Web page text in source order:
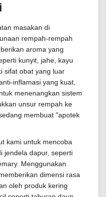
masakan di
rempah-rempah
aroma yang
kunyit, jahe, kayu
sifat obat yang luar
inflamasi yang kuat,
menenangkan sistem
unsur rempah ke
membuat "apotek
kami untuk mencoba
jendela dapur, seperti
Menggunakan
dimensi rasa
oleh produk kering